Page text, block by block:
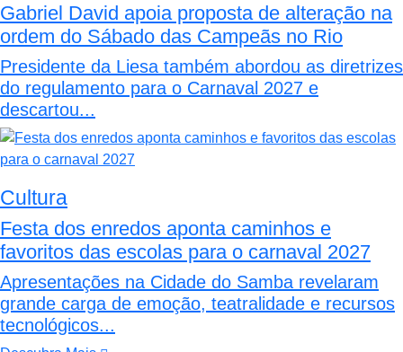
Gabriel David apoia proposta de alteração na
ordem do Sábado das Campeãs no Rio
Presidente da Liesa também abordou as diretrizes
do regulamento para o Carnaval 2027 e
descartou...
Cultura
Festa dos enredos aponta caminhos e
favoritos das escolas para o carnaval 2027
Apresentações na Cidade do Samba revelaram
grande carga de emoção, teatralidade e recursos
tecnológicos...